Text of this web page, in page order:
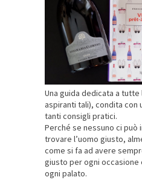
Una guida dedicata a
aspiranti tali), condita con
tanti consigli pratici.
Perché se nessuno ci può
trovare l’uomo giusto,
come si fa ad avere
giusto per ogni
ogni palato.